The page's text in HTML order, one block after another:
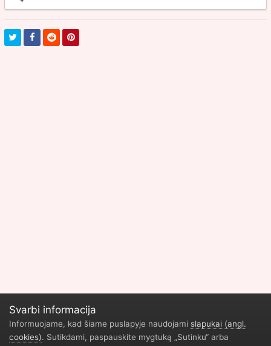
Svarbi informacija
Informuojame, kad šiame puslapyje naudojami slapukai (angl.
cookies). Sutikdami, paspauskite mygtuką „Sutinku“ arba